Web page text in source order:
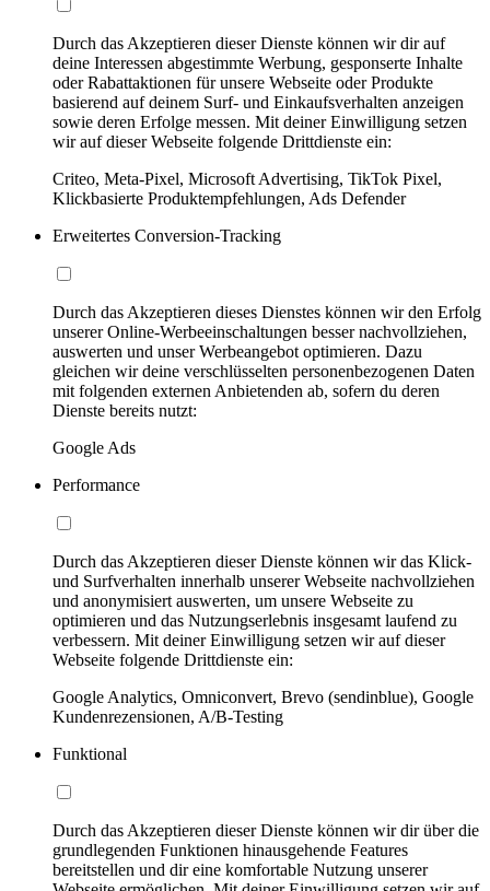
Durch das Akzeptieren dieser Dienste können wir dir auf
deine Interessen abgestimmte Werbung, gesponserte Inhalte
oder Rabattaktionen für unsere Webseite oder Produkte
basierend auf deinem Surf- und Einkaufsverhalten anzeigen
sowie deren Erfolge messen. Mit deiner Einwilligung setzen
wir auf dieser Webseite folgende Drittdienste ein:
Criteo, Meta-Pixel, Microsoft Advertising, TikTok Pixel,
Klickbasierte Produktempfehlungen, Ads Defender
Erweitertes Conversion-Tracking
Durch das Akzeptieren dieses Dienstes können wir den Erfolg
unserer Online-Werbeeinschaltungen besser nachvollziehen,
auswerten und unser Werbeangebot optimieren. Dazu
gleichen wir deine verschlüsselten personenbezogenen Daten
mit folgenden externen Anbietenden ab, sofern du deren
Dienste bereits nutzt:
Google Ads
Performance
Durch das Akzeptieren dieser Dienste können wir das Klick-
und Surfverhalten innerhalb unserer Webseite nachvollziehen
und anonymisiert auswerten, um unsere Webseite zu
optimieren und das Nutzungserlebnis insgesamt laufend zu
verbessern. Mit deiner Einwilligung setzen wir auf dieser
Webseite folgende Drittdienste ein:
Google Analytics, Omniconvert, Brevo (sendinblue), Google
Kundenrezensionen, A/B-Testing
Funktional
Durch das Akzeptieren dieser Dienste können wir dir über die
grundlegenden Funktionen hinausgehende Features
bereitstellen und dir eine komfortable Nutzung unserer